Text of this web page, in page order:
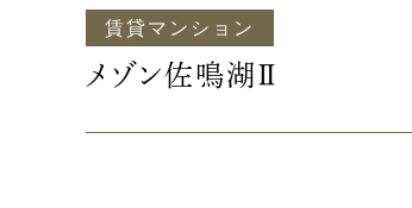
賃貸マンション
メゾン佐鳴湖Ⅱ